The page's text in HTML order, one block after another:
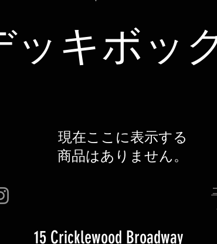
ッキボッ
現在ここに表示する
商品はありません。
15 Cricklewood Broadway